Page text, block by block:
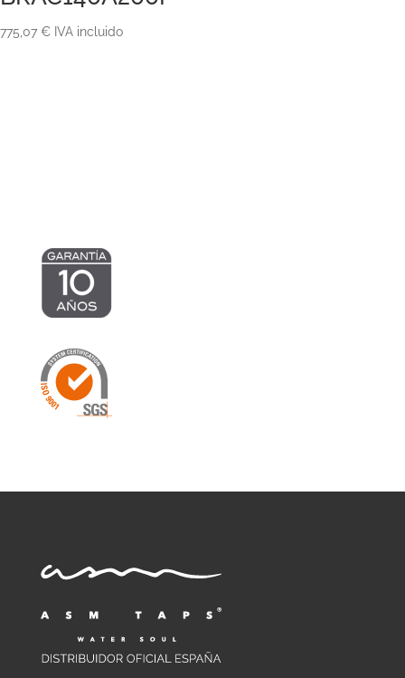
775,07 € IVA incluido